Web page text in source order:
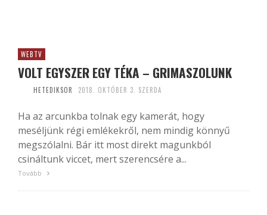
WEBTV
VOLT EGYSZER EGY TÉKA – GRIMASZOLUNK
HETEDIKSOR 2018. OKTÓBER 3. SZERDA
Ha az arcunkba tolnak egy kamerát, hogy
meséljünk régi emlékekről, nem mindig könnyű
megszólalni. Bár itt most direkt magunkból
csináltunk viccet, mert szerencsére a...
Tovább